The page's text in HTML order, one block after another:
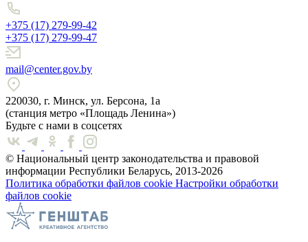
+375 (17) 279-99-42
+375 (17) 279-99-47
mail@center.gov.by
220030, г. Минск, ул. Берсона, 1а
(станция метро «Площадь Ленина»)
Будьте с нами в соцсетях
© Национальный центр законодательства и правовой
информации Республики Беларусь, 2013-2026
Политика обработки файлов cookie Настройки обработки
файлов cookie